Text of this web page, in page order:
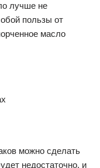
лучше не
пользы от
масло
можно сделать
недостаточно, и